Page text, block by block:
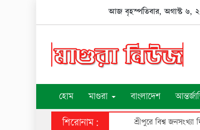
আজ বৃহস্পতিবার, অগাস্ট ৬,
হোম মাগুরা বাংলাদেশ
শিরোনাম: শ্রীপুরে বিশ্ব